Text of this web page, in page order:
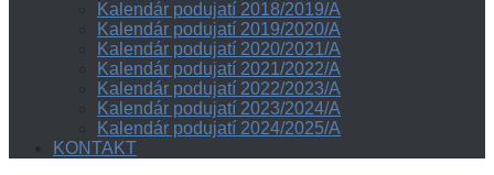
Kalendár podujatí 2018/2019/A
Kalendár podujatí 2019/2020/A
Kalendár podujatí 2020/2021/A
Kalendár podujatí 2021/2022/A
Kalendár podujatí 2022/2023/A
Kalendár podujatí 2023/2024/A
Kalendár podujatí 2024/2025/A
KONTAKT